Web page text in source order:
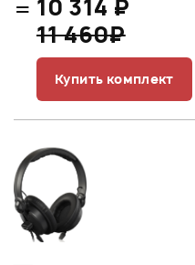
= 10 314 ₽
11 460₽
Купить комплект